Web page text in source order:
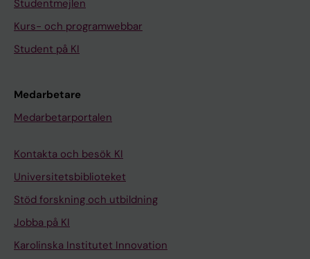
Studentmejlen
Kurs- och programwebbar
Student på KI
Medarbetare
Medarbetarportalen
Kontakta och besök KI
Universitetsbiblioteket
Stöd forskning och utbildning
Jobba på KI
Karolinska Institutet Innovation